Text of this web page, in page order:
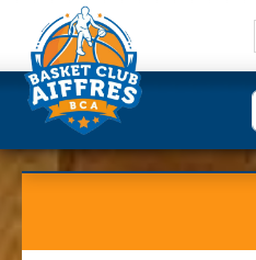
Panneau de gestion des cookies